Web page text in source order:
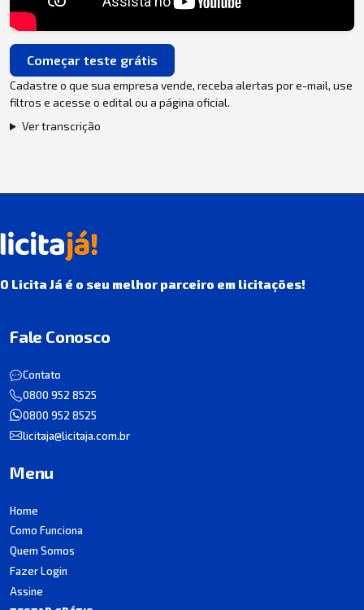
Começar teste grátis
Cadastre o que sua empresa vende, receba alertas por e-mail, use
filtros e acesse o edital ou a página oficial.
Ver transcrição
O Licita Já é o seu melhor parceiro em licitações!
Fale Conosco
Contato
0800 952 8525
0800 952 8525
licitaja@licitaja.com.br
Menu
Home
Como Funciona
Quem Somos
Fazer Login
Assine